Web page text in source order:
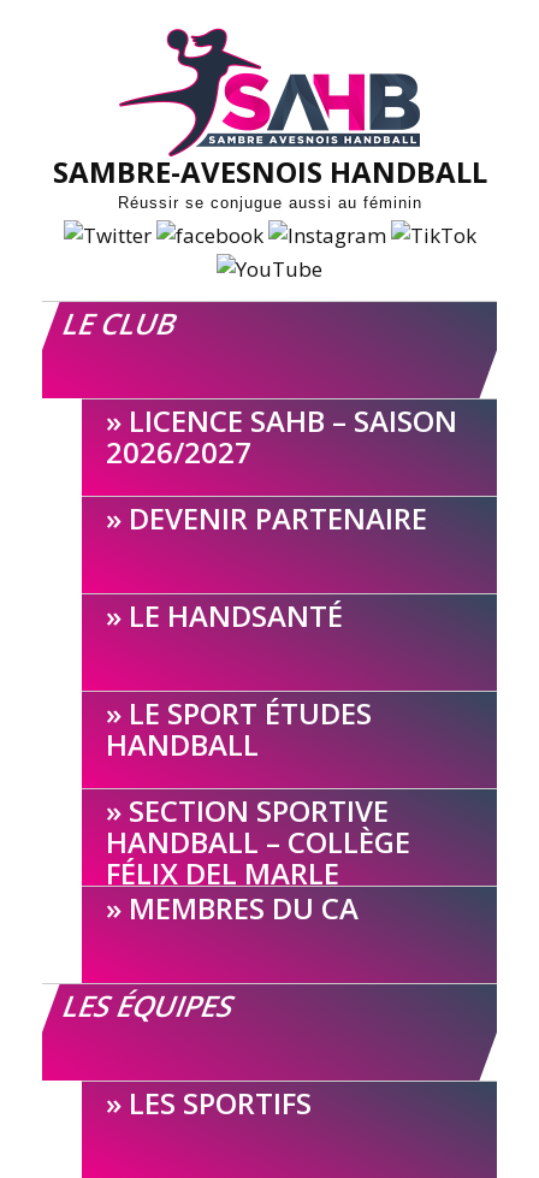
SAMBRE-AVESNOIS HANDBALL
Réussir se conjugue aussi au féminin
LE CLUB
LICENCE SAHB – SAISON
2026/2027
DEVENIR PARTENAIRE
LE HANDSANTÉ
LE SPORT ÉTUDES
HANDBALL
SECTION SPORTIVE
HANDBALL – COLLÈGE
FÉLIX DEL MARLE
MEMBRES DU CA
LES ÉQUIPES
LES SPORTIFS